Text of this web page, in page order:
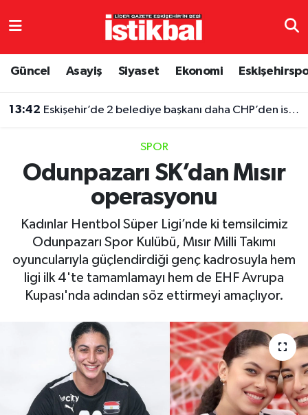
Güncel Asayiş Siyaset Ekonomi
13:42 Eskişehir’de 2 belediye başkanı daha CHP’den istifa etti
SPOR
Odunpazarı SK’dan Mısır
operasyonu
Kadınlar Hentbol Süper Ligi’nde ki temsilcimiz
Odunpazarı Spor Kulübü, Mısır Milli Takımı
oyuncularıyla güçlendirdiği genç kadrosuyla hem
ligi ilk 4'te tamamlamayı hem de EHF Avrupa
Kupası'nda adından söz ettirmeyi amaçlıyor.
Eskişehirspor
Eğitim
Ekonomi
Sağlık
Yaşam
Resmi ilanlar
Eskişehir Nöbetçi Eczaneler
TFF 3.Lig 4.Grup Puan Durumu ve Fikstür
Tüm Manşetler
Son Dakika Haberleri
Haber Arşivi